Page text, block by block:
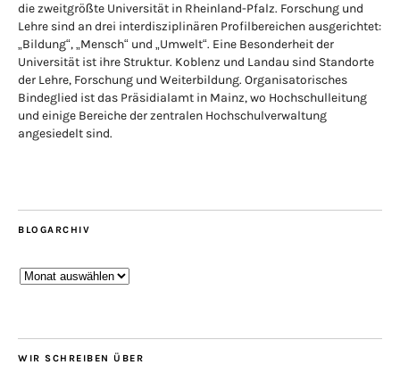
die zweitgrößte Universität in Rheinland-Pfalz. Forschung und
Lehre sind an drei interdisziplinären Profilbereichen ausgerichtet:
„Bildung“, „Mensch“ und „Umwelt“. Eine Besonderheit der
Universität ist ihre Struktur. Koblenz und Landau sind Standorte
der Lehre, Forschung und Weiterbildung. Organisatorisches
Bindeglied ist das Präsidialamt in Mainz, wo Hochschulleitung
und einige Bereiche der zentralen Hochschulverwaltung
angesiedelt sind.
BLOGARCHIV
Blogarchiv
WIR SCHREIBEN ÜBER